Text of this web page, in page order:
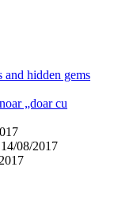
hidden gems
„doar cu
14/08/2017